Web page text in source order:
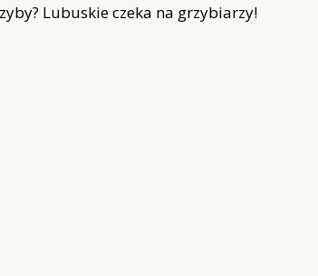
Lubuskie czeka na grzybiarzy!